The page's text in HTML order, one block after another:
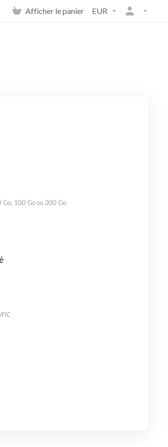
Afficher le panier EUR
Go, 100 Go ou 200 Go